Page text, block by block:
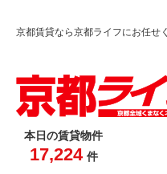
京都賃貸なら京都ライフにお任せ
本日の賃貸物件
17,224 件